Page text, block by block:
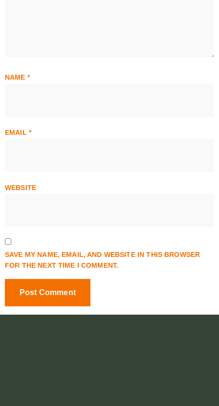
NAME *
EMAIL *
WEBSITE
SAVE MY NAME, EMAIL, AND WEBSITE IN THIS BROWSER
FOR THE NEXT TIME I COMMENT.